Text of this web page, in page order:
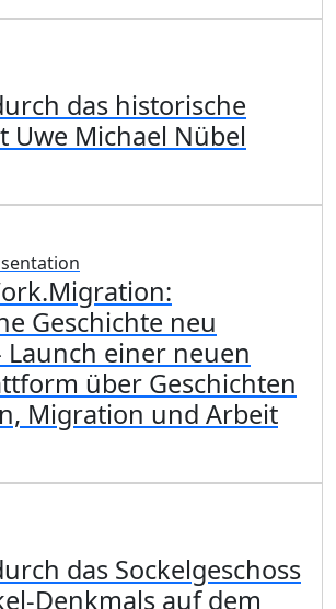
das historische
Uwe Michael Nübel
Geschichte neu
Launch einer neuen
über Geschichten
Migration und Arbeit
das Sockelgeschoss
Denkmals auf dem